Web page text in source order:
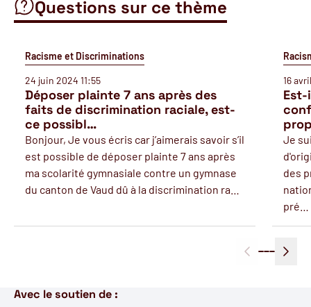
Questions sur ce thème
Racisme et Discriminations
24 juin 2024 11:55
Déposer plainte 7 ans après des
faits de discrimination raciale, est-
ce possibl…
Bonjour, Je vous écris car j’aimerais savoir s’il
est possible de déposer plainte 7 ans après
ma scolarité gymnasiale contre un gymnase
du canton de Vaud dû à la discrimination ra…
16
Je
des
pré…
Avec le soutien de :